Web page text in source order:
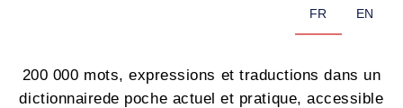
FR EN
200 000 mots, expressions et traductions dans un
dictionnairede poche actuel et pratique, accessible